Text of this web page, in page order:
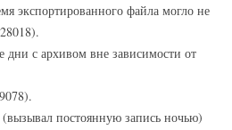
экспортированного файла могло не
дни с архивом вне зависимости от
постоянную запись ночью)